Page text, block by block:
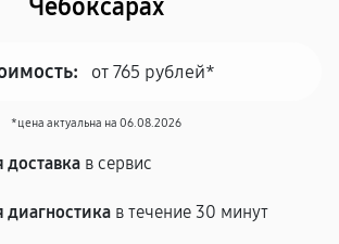
Чебоксарах
от 765 рублей*
*цена актуальна на 06.08.2026
доставка в сервис
диагностика в течение 30 минут